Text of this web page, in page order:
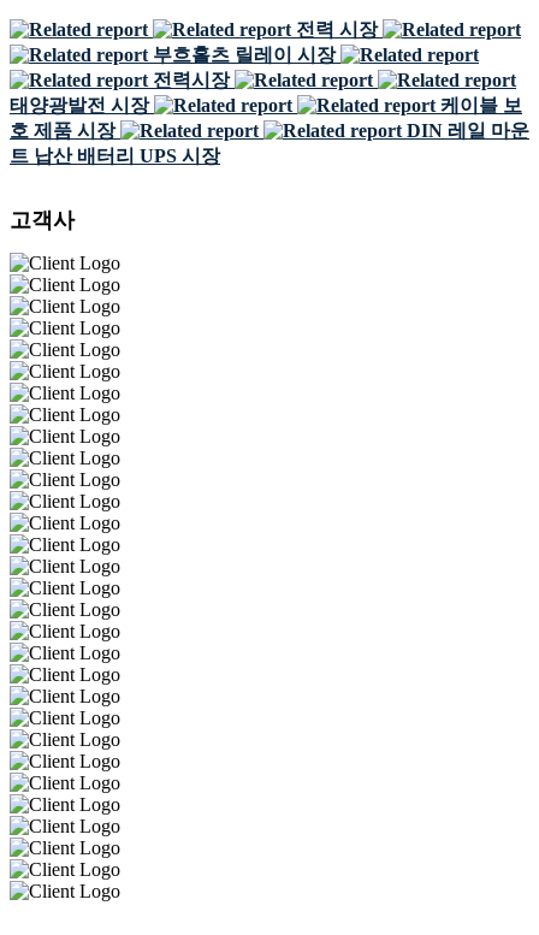
전력 시장
부흐홀츠 릴레이 시장
전력시장
태양광발전 시장
케이블 보
호 제품 시장
DIN 레일 마운
트 납산 배터리 UPS 시장
고객사